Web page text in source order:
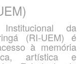
da
(RI-UEM) é
à memória
artística e